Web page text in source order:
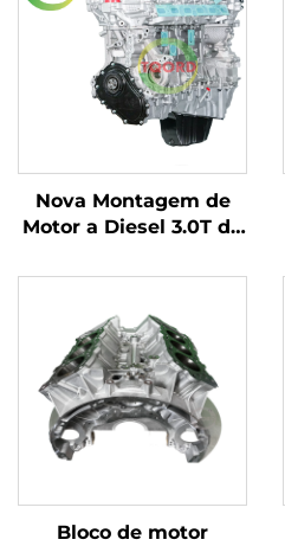
Nova Montagem de
Motor a Diesel 3.0T de
Range Rover
Range Rover IV (L405)
Produto Automotivo
PT306
Bloco de motor